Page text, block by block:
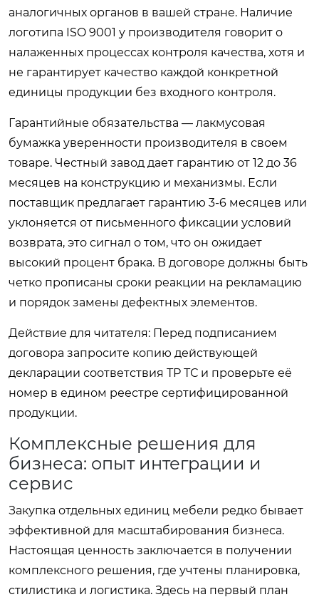
аналогичных органов в вашей стране. Наличие
логотипа ISO 9001 у производителя говорит о
налаженных процессах контроля качества, хотя и
не гарантирует качество каждой конкретной
единицы продукции без входного контроля.
Гарантийные обязательства — лакмусовая
бумажка уверенности производителя в своем
товаре. Честный завод дает гарантию от 12 до 36
месяцев на конструкцию и механизмы. Если
поставщик предлагает гарантию 3-6 месяцев или
уклоняется от письменного фиксации условий
возврата, это сигнал о том, что он ожидает
высокий процент брака. В договоре должны быть
четко прописаны сроки реакции на рекламацию
и порядок замены дефектных элементов.
Действие для читателя: Перед подписанием
договора запросите копию действующей
декларации соответствия ТР ТС и проверьте её
номер в едином реестре сертифицированной
продукции.
Комплексные решения для
бизнеса: опыт интеграции и
сервис
Закупка отдельных единиц мебели редко бывает
эффективной для масштабирования бизнеса.
Настоящая ценность заключается в получении
комплексного решения, где учтены планировка,
стилистика и логистика. Здесь на первый план